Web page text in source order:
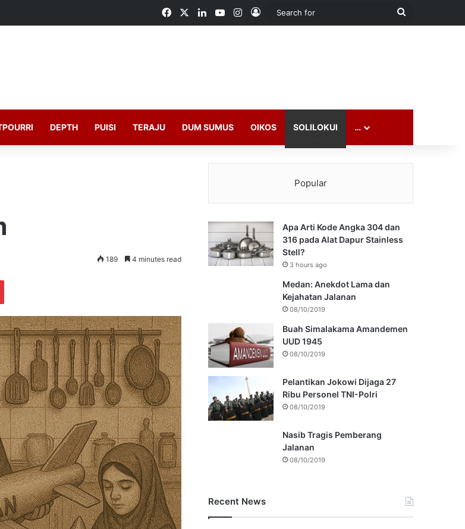
FacebookLinkedInYouTubeInstagram
Log In
Search
DEPTH PUISI TERAJU DUM SUMUS OIKOS SOLILOKUI …
189 4 minutes read
Pinterest
Popular
Apa Arti Kode Angka 304 dan
316 pada Alat Dapur Stainless
Stell?
3 hours ago
Medan: Anekdot Lama dan
Kejahatan Jalanan
08/10/2019
Buah Simalakama Amandemen
UUD 1945
08/10/2019
Pelantikan Jokowi Dijaga 27
Ribu Personel TNI-Polri
08/10/2019
Nasib Tragis Pemberang
Jalanan
08/10/2019
Recent News